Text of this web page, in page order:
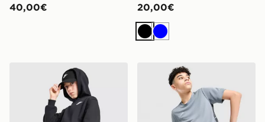
40,00€ 20,00€
Nero
Blu
Nike Pantaloncino Club French Terry Junior
Nike Pantaloncini